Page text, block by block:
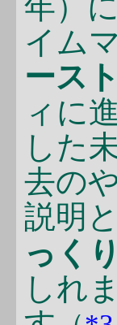
年）
イム
ース
ィに
した
去の
説明
っく
しれ